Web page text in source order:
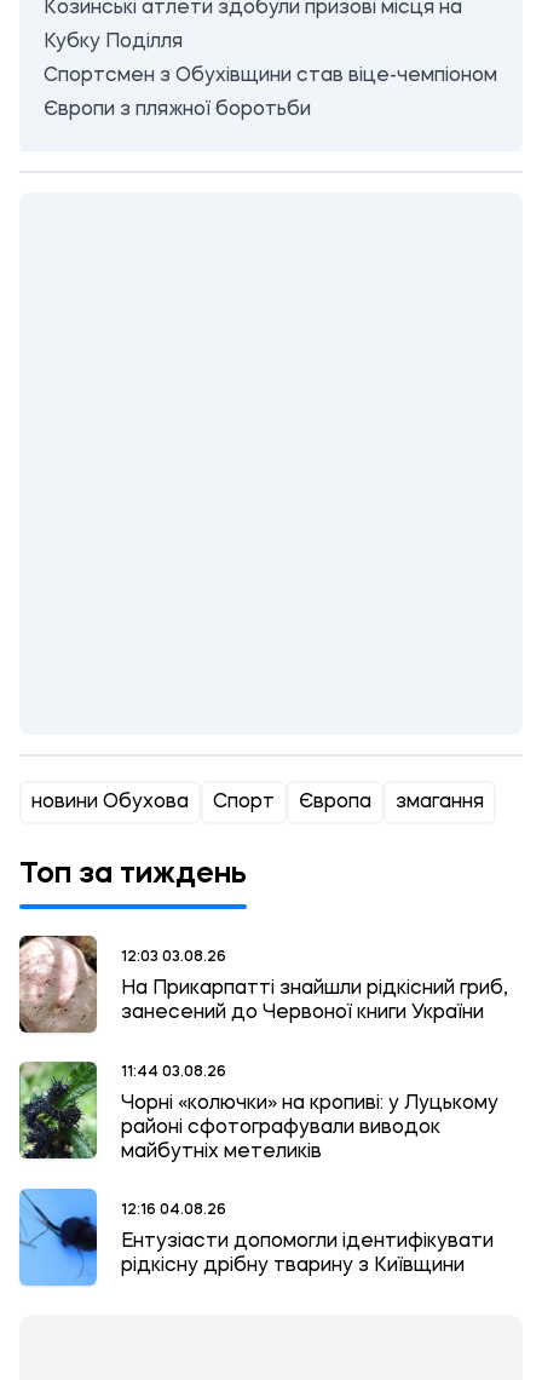
Козинські атлети здобули призові місця на
Кубку Поділля
Спортсмен з Обухівщини став віце-чемпіоном
Європи з пляжної боротьби
новини Обухова Спорт Європа змагання
Топ за тиждень
12:03 03.08.26
На Прикарпатті знайшли рідкісний гриб,
занесений до Червоної книги України
11:44 03.08.26
Чорні «колючки» на кропиві: у Луцькому
районі сфотографували виводок
майбутніх метеликів
12:16 04.08.26
Ентузіасти допомогли ідентифікувати
рідкісну дрібну тварину з Київщини